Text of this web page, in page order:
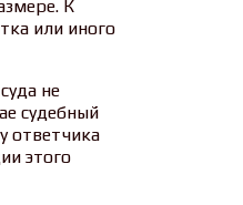
К
или иного
не
судебный
ответчика
этого